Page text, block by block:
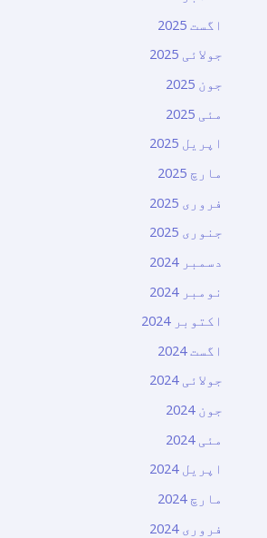
اگست 2025
جولائی 2025
جون 2025
مئی 2025
اپریل 2025
مارچ 2025
فروری 2025
جنوری 2025
دسمبر 2024
نومبر 2024
اکتوبر 2024
اگست 2024
جولائی 2024
جون 2024
مئی 2024
اپریل 2024
مارچ 2024
فروری 2024